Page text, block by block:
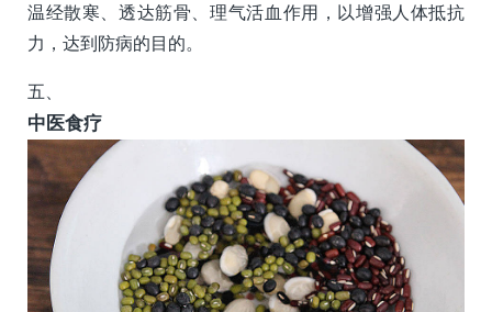
温经散寒、透达筋骨、理气活血作用，以增强人体抵抗
力，达到防病的目的。
五、
中医食疗